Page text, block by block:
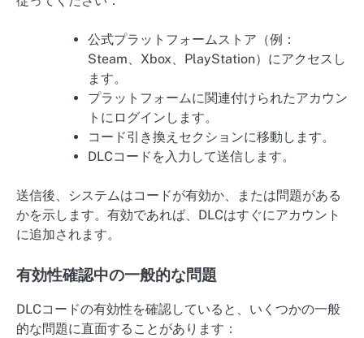
公式プラットフォームストア（例：
Steam、Xbox、PlayStation）にアクセスし
ます。
プラットフォームに関連付けられたアカウン
トにログインします。
コード引き換えセクションに移動します。
DLCコードを入力して送信します。
送信後、システムはコードが有効か、または問題がある
かを示します。有効であれば、DLCはすぐにアカウント
に追加されます。
有効性確認中の一般的な問題
DLCコードの有効性を確認していると、いくつかの一般
的な問題に直面することがあります：